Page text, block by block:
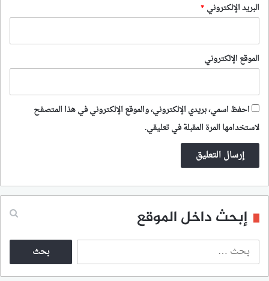
البريد الإلكتروني *
الموقع الإلكتروني
احفظ اسمي، بريدي الإلكتروني، والموقع الإلكتروني في هذا المتصفح
لاستخدامها المرة المقبلة في تعليقي.
إبحث داخل الموقع